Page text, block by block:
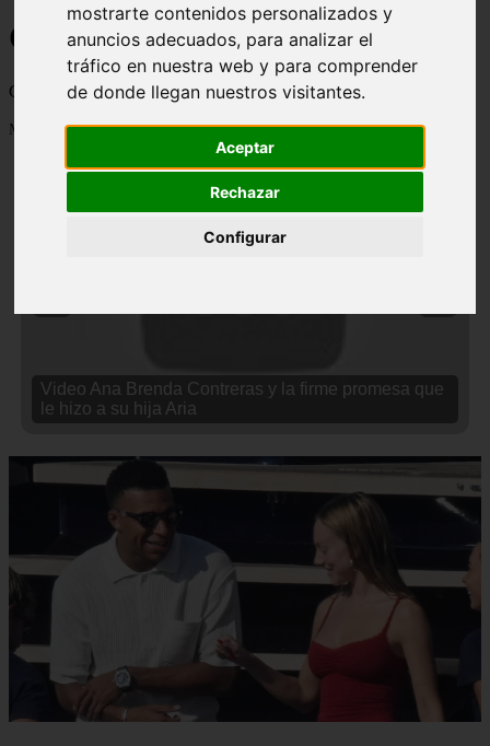
mostrarte contenidos personalizados y
anuncios adecuados, para analizar el
tráfico en nuestra web y para comprender
de donde llegan nuestros visitantes.
Aceptar
Rechazar
Configurar
Curiosidades y Sabias que
Cosas curiosas, curiosidades, noticias impactantes y mucho mas
Mostrando 1 - 24 de 2833 artículos
Video Ana Brenda Contreras y la firme promesa que
le hizo a su hija Aria